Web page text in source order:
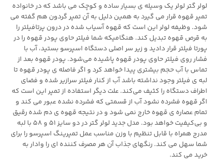
لولر گتر لولر یک وسیله ی بسیار ساده و کوچک می باشد که در خانواده
تمپر قهوه قرار می گیرد به همین دلیل به آن تمپر گردون هم گفته می
شود. وظیفه لولر این است که قهوه آسیاب شده در درون پرتافیلتر را
به قرص قهوه تبدیل کند. هنگامیکه شما فیلتر حاوی پودر قهوه را در
پورتا‌ فیلتر قرار دادید و زیر سر اصلی دستگاه اسپرسو بستید، آب با
فشار روی فیلتر حاوی پودر قهوه پاشیده می‌شود. پودر قهوه بعد از
تماس با آب حجم بیشتری پیدا خواهد کرد و اگر فاصله ی پودر قهوه تا
لبه ی فیلتر وجود نداشته باشد آب از کنار فیلتر سرازیر شده و فضای
اطراف دستگاه را کثیف می‌کند. علت دیگر استفاده از تمپر این است که
اگر قهوه فشرده نشود آب از قسمتی که فشرده نشده عبور می کند و
تمام عصاره ی قهوه خارج نمی شود و در نتیجه قهوه ی دم شده رقیق
و بی‌کیفیت خواهد بود. مدل جدید لولر گتر در دو سایز 51 و 58 با لبه
مدرج همراه با قابل تنظیم با وزن مناسب عمل تمپرینگ اسپرسو را برای
شما سهل می کند. رنگهای جذاب آن هر مصرف کننده ای را وادار به
خرید می کند.